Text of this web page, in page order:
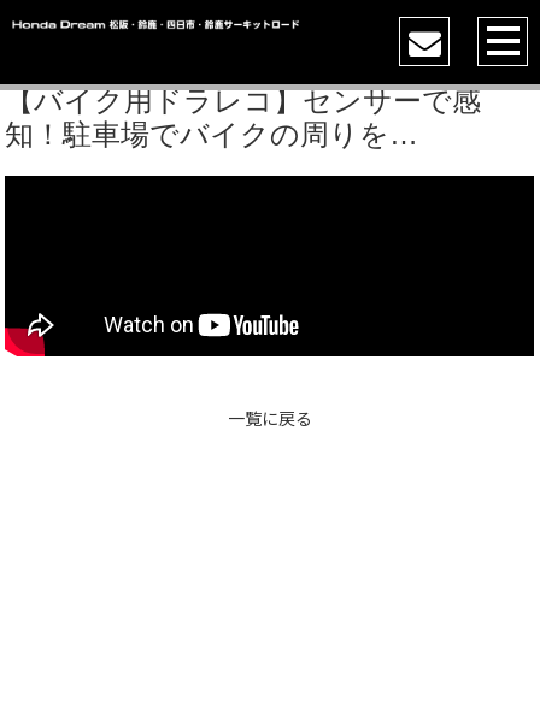
【バイク用ドラレコ】センサーで感
知！駐車場でバイクの周りを…
一覧に戻る